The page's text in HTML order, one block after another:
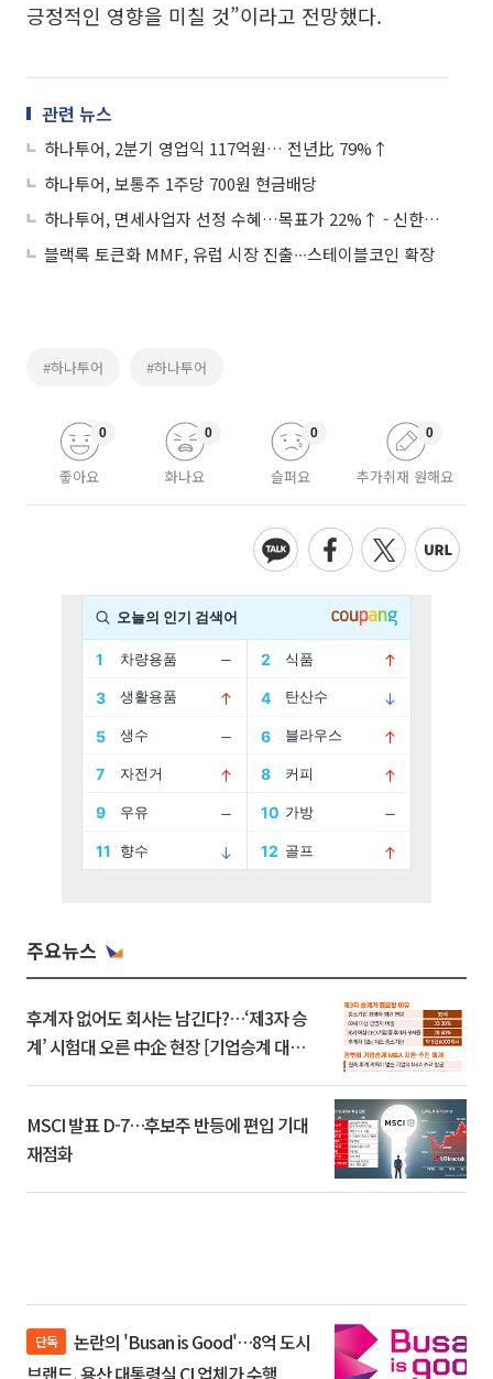
긍정적인 영향을 미칠 것”이라고 전망했다.
관련 뉴스
하나투어, 2분기 영업익 117억원… 전년比 79%↑
하나투어, 보통주 1주당 700원 현금배당
하나투어, 면세사업자 선정 수혜…목표가 22%↑ - 신한금융투자
블랙록 토큰화 MMF, 유럽 시장 진출∙∙∙스테이블코인 확장
#하나투어 #하나투어
좋아요
0
화나요
0
슬퍼요
0
추가취재 원해요
0
주요뉴스
후계자 없어도 회사는 남긴다?…‘제3자 승
계’ 시험대 오른 中企 현장 [기업승계 대전
MSCI 발표 D-7…후보주 반등에 편입 기대
재점화
단독
브랜드, 용산 대통령실 CI 업체가 수행